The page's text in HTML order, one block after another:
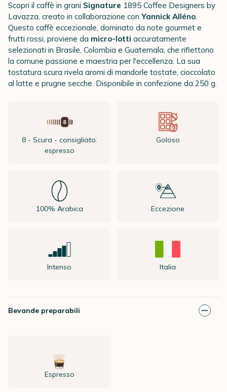
Scopri il caffè in grani Signature 1895 Coffee Designers by
Lavazza, creato in collaborazione con Yannick Alléno.
Questo caffè eccezionale, dominato da note gourmet e
frutti rossi, proviene da micro-lotti accuratamente
selezionati in Brasile, Colombia e Guatemala, che riflettono
la comune passione e maestria per l'eccellenza. La sua
tostatura scura rivela aromi di mandorle tostate, cioccolato
al latte e prugne secche. Disponibile in confezione da 250 g.
8 - Scura - consigliato:
espresso
Goloso
100% Arabica Eccezione
Intenso Italia
Bevande preparabili
Espresso